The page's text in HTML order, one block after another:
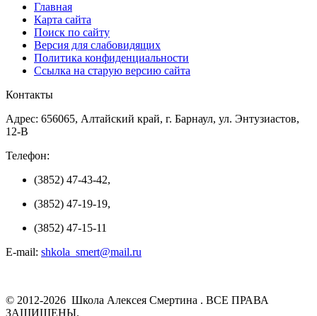
Главная
Карта сайта
Поиск по сайту
Версия для слабовидящих
Политика конфиденциальности
Ссылка на старую версию сайта
Контакты
Адрес: 656065, Алтайский край, г. Барнаул, ул. Энтузиастов,
12-В
Телефон:
(3852) 47-43-42,
(3852) 47-19-19,
(3852) 47-15-11
E-mail: shkola_smert@mail.ru
© 2012-2026 Школа Алексея Смертина . ВСЕ ПРАВА
ЗАЩИЩЕНЫ.